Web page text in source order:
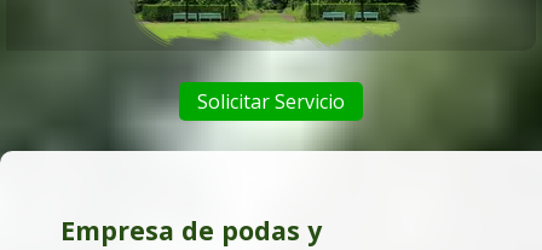
Solicitar Servicio
Empresa de podas y